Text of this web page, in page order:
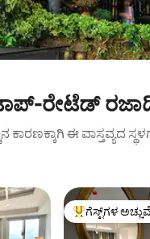
ರೇಟೆಡ್
ಕಾರಣಕ್ಕಾಗಿ ಈ ವಾಸ್ತವ್ಯದ
ಗೆಸ್ಟ್‌ಗಳಿಗೆ ಅತಿ
ಗೆಸ್ಟ್‌ಗಳ